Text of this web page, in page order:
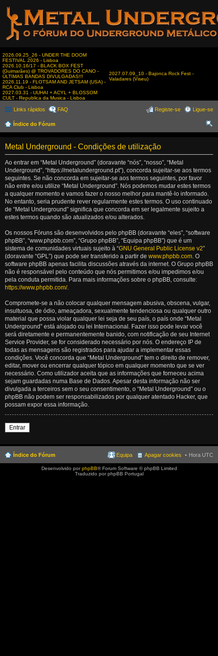
2026.09.25_26 - UNDER THE DOOM
FESTIVAL 2026 - Lisboa
2026.10.16/17 - BLACK BOX FEST
(Guimarães) @ TROVADORES DO CANO -
ÚLTIMAS BANDAS DIVULGADAS!!!
2026.11.19 - FLOTSAM AND JETSAM (USA) -
RCA Club - Lisboa
2027.03.31 - UUHAI + ACYL + BLOSSOM
CULT - Republica da Musica - Lisboa
2027.07.09_10 - Bajonca Rock Fest -
Valadares (Viseu)
Links rápidos FAQ Ligue-se
Registe-se
Índice do Fórum
Metal Underground - Condições de utilização
Ao entrar em “Metal Underground” (doravante “nós”, “nosso”, “Metal
Underground”, “https://metalunderground.pt”), concorda sujeitar-se aos termos
seguintes. Se não concorda em sujeitar-se aos termos seguintes, por favor
não entre e/ou utilize “Metal Underground”. Nós podemos mudar estes termos
a qualquer momento e vamos fazer o nosso melhor para mantê-lo informado.
No entanto, seria prudente rever regularmente estes termos. O uso continuado
de “Metal Underground” significa que concorda em ser legalmente sujeito a
estes termos quando são atualizados e/ou alterados.
Os nossos Fóruns são desenvolvidos pelo phpBB (doravante “eles”, “software
phpBB”, “www.phpbb.com”, “Grupo phpBB”, “Equipa phpBB”) que é um
sistema de comunidades virtuais sujeito à “GNU General Public License v2”
(doravante “GPL”) que pode ser transferido a partir de www.phpbb.com. O
software phpBB apenas facilita discussões através da internet. O Grupo phpBB
não é responsável pelo conteúdo que nós permitimos e/ou impedimos e/ou
pela conduta permitida. Para mais informações sobre o phpBB, consulte:
https://www.phpbb.com/.
Compromete-se a não colocar qualquer mensagem abusiva, obscena, vulgar,
insultuosa, de ódio, ameaçadora, sexualmente tendenciosa ou qualquer outro
material que possa violar qualquer lei seja de seu país, o país onde “Metal
Underground” está alojado ou lei Internacional. Fazer isso pode levar você
será diretamente e permanentemente banido, com notificação de seu Internet
Service Provider, se for considerado necessário por nós. O endereço IP de
todas as mensagens são registrados para ajudar a implementar essas
condições. Você concorda que “Metal Underground” tem o direito de remover,
editar, mover ou encerrar qualquer tópico em qualquer momento que se ver
necessário. Como utilizador aceita que as informações que forneceu acima
sejam guardadas numa Base de Dados. Apesar desta informação não ser
divulgada a terceiros sem o seu consentimento, o “Metal Underground” ou o
phpBB não podem ser responsabilizados por qualquer atentado Hacker, que
possam expor essa informação.
Entrar
Índice do Fórum Hora UTC
Apagar cookies
Equipa
Desenvolvido porphpBB® Forum Software © phpBB Limited
Traduzido por phpBB Portugal